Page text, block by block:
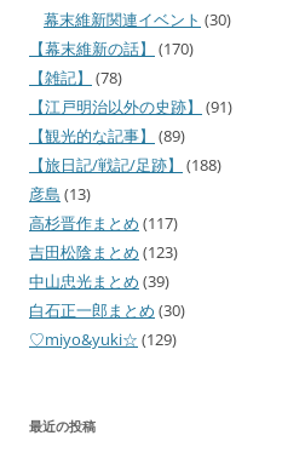
幕末維新関連イベント (30)
【幕末維新の話】
(170)
【雑記】
(78)
【江戸明治以外の史跡】
(91)
【観光的な記事】
(89)
【旅日記/戦記/足跡】
(188)
彦島 (13)
高杉晋作まとめ (117)
吉田松陰まとめ (123)
中山忠光まとめ (39)
白石正一郎まとめ (30)
♡miyo&yuki☆ (129)
最近の投稿